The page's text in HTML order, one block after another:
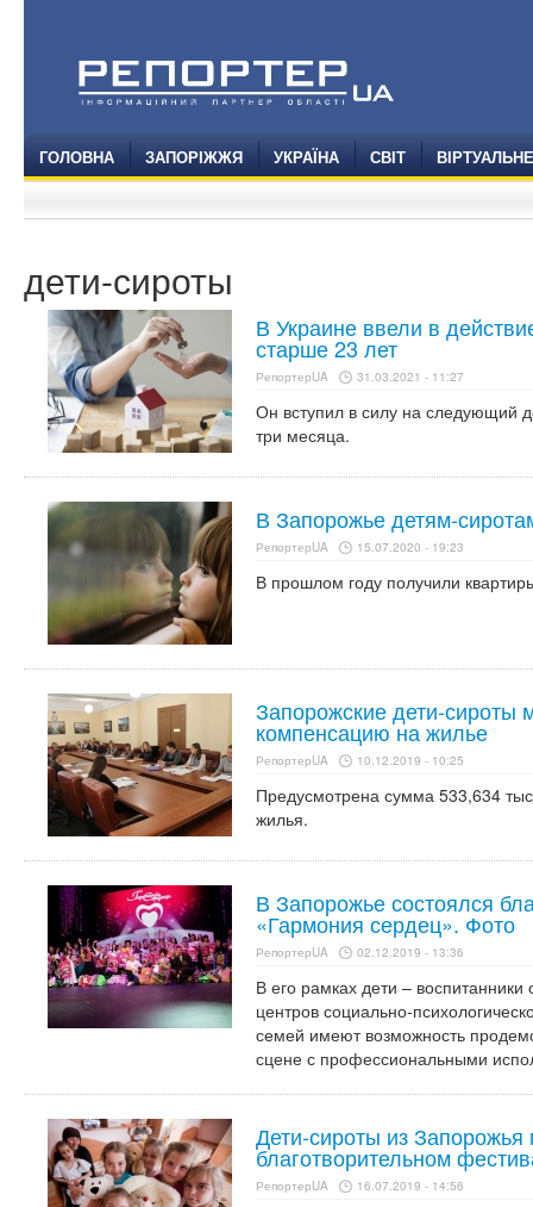
ГОЛОВНА ЗАПОРІЖЖЯ УКРАЇНА СВІТ
дети-сироты
В Украине ввели в
старше 23 лет
РепортерUA 31.03.2021 - 11:27
Он вступил в силу на следующий
три месяца.
В Запорожье детям-
РепортерUA 15.07.2020 - 19:23
В прошлом году получили
Запорожские дети-сироты
компенсацию на жилье
РепортерUA 10.12.2019 - 10:25
Предусмотрена сумма 533,634
жилья.
В Запорожье состоялся
«Гармония сердец». Фото
РепортерUA 02.12.2019 - 13:36
В его рамках дети –
центров социально-
семей имеют возможность
сцене с профессиональными
Дети-сироты из Запорожья
благотворительном
РепортерUA 16.07.2019 - 14:56